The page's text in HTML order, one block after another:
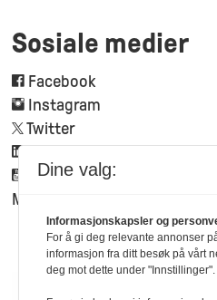
Sosiale medier
Facebook
Instagram
Twitter
Linkedin
Youtube
Mynewsdesk
Dine valg:
Informasjonskapsler og
For å gi deg relevante annonser
informasjon fra ditt besøk på vårt
deg mot dette under "Innstillinger".